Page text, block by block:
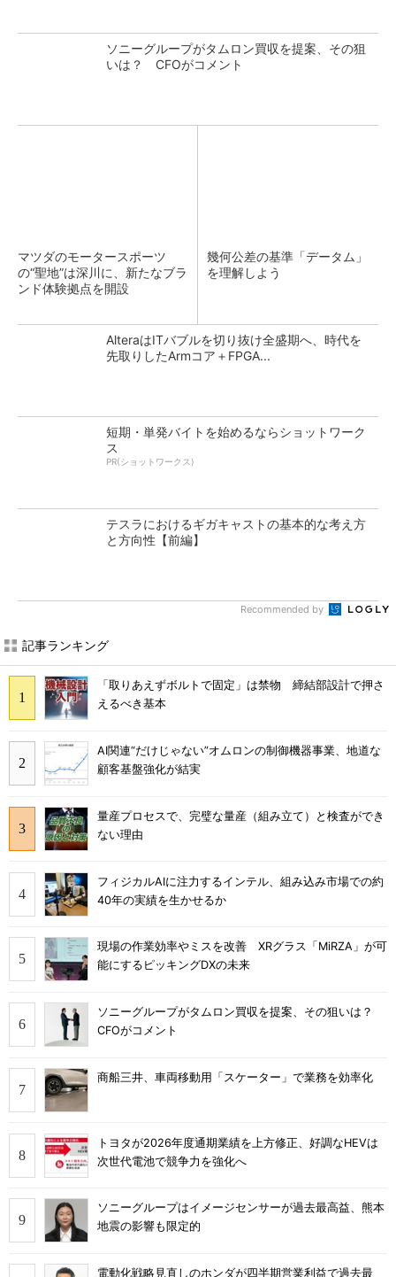
ソニーグループがタムロン買収を提案、その狙
いは？ CFOがコメント
マツダのモータースポーツ
の“聖地”は深川に、新たなブラ
ンド体験拠点を開設
幾何公差の基準「データム」
を理解しよう
AlteraはITバブルを切り抜け全盛期へ、時代を
先取りしたArmコア＋FPGA...
短期・単発バイトを始めるならショットワーク
ス
PR(ショットワークス)
テスラにおけるギガキャストの基本的な考え方
と方向性【前編】
Recommended by
記事ランキング
「取りあえずボルトで固定」は禁物 締結部設計で押さ
えるべき基本
AI関連“だけじゃない”オムロンの制御機器事業、地道な
顧客基盤強化が結実
量産プロセスで、完璧な量産（組み立て）と検査ができ
ない理由
フィジカルAIに注力するインテル、組み込み市場での約
40年の実績を生かせるか
現場の作業効率やミスを改善 XRグラス「MiRZA」が可
能にするピッキングDXの未来
ソニーグループがタムロン買収を提案、その狙いは？
CFOがコメント
商船三井、車両移動用「スケーター」で業務を効率化
トヨタが2026年度通期業績を上方修正、好調なHEVは
次世代電池で競争力を強化へ
ソニーグループはイメージセンサーが過去最高益、熊本
地震の影響も限定的
電動化戦略見直しのホンダが四半期営業利益で過去最